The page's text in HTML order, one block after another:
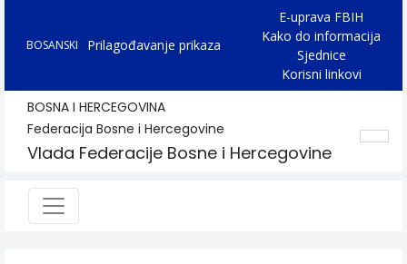
BOSANSKI Prilagođavanje prikaza
E-uprava FBIH
Kako do informacija
Sjednice
Korisni linkovi
BOSNA I HERCEGOVINA
Federacija Bosne i Hercegovine
Vlada Federacije Bosne i Hercegovine